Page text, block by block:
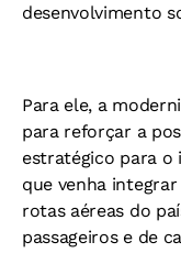
desenvolvimento
Para ele, a
para reforçar a
estratégico para o
que venha
rotas aéreas do
passageiros e de